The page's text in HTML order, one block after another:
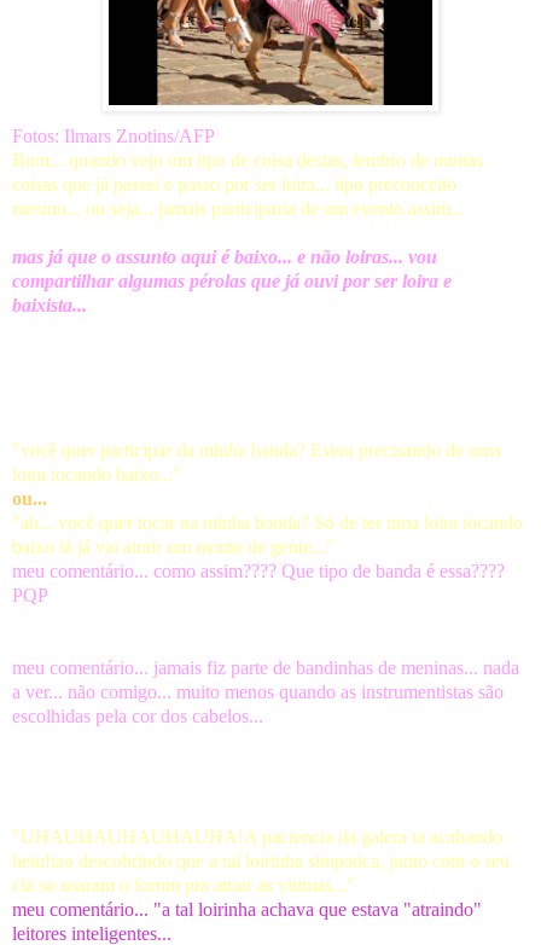
Fotos: Ilmars Znotins/AFP
Bom... quando vejo um tipo de coisa destas, lembro de muitas
coisas que já passei e passo por ser loira... tipo preconceito
mesmo... ou seja... jamais participaria de um evento assim...
mas já que o assunto aqui é baixo... e não loiras... vou
compartilhar algumas pérolas que já ouvi por ser loira e
baixista...
"você quer participar da minha banda? Estou precisando de uma
loira tocando baixo..."
ou...
"ah... você quer tocar na minha banda? Só de ter uma loira tocando
baixo lá já vai atrair um monte de gente..."
meu comentário... como assim???? Que tipo de banda é essa????
PQP
meu comentário... jamais fiz parte de bandinhas de meninas... nada
a ver... não comigo... muito menos quando as instrumentistas são
escolhidas pela cor dos cabelos...
"UHAUHAUHAUHAUHA!A paciencia da galera ta acabando
hein!tao descobrindo que a tal loirinha simpatica, junto com o seu
cla so usaram o forum pra atrair as vitimas..."
meu comentário... "a tal loirinha achava que estava "atraindo"
leitores inteligentes...